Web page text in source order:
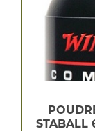
STABALL